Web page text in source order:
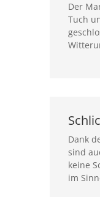
Der
Tuch
Dank
sind
keine
im